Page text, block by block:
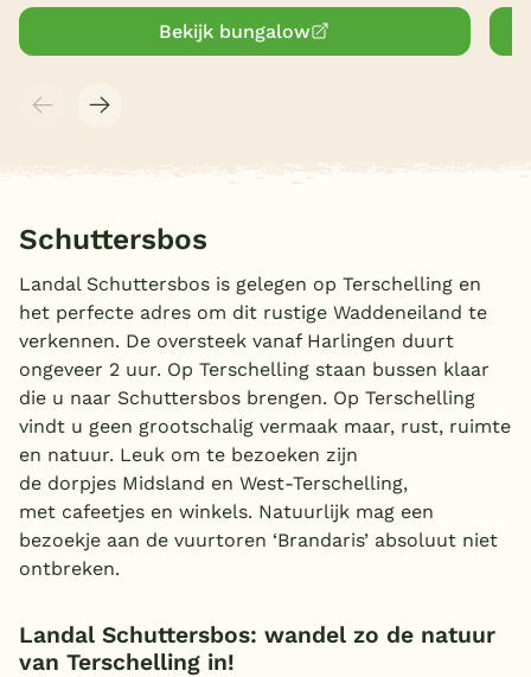
Onze e-boeken
Bekijk bungalow
Schuttersbos
Landal Schuttersbos is gelegen op Terschelling en
het perfecte adres om dit rustige Waddeneiland te
verkennen. De oversteek vanaf Harlingen duurt
ongeveer 2 uur. Op Terschelling staan bussen klaar
die u naar Schuttersbos brengen. Op Terschelling
vindt u geen grootschalig vermaak maar, rust, ruimte
en natuur. Leuk om te bezoeken zijn
de dorpjes Midsland en West-Terschelling,
met cafeetjes en winkels. Natuurlijk mag een
bezoekje aan de vuurtoren ‘Brandaris’ absoluut niet
ontbreken.
Landal Schuttersbos: wandel zo de natuur
van Terschelling in!